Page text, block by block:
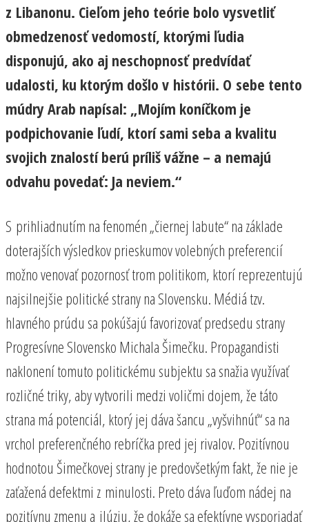
z Libanonu. Cieľom jeho teórie bolo vysvetliť
obmedzenosť vedomostí, ktorými ľudia
disponujú, ako aj neschopnosť predvídať
udalosti, ku ktorým došlo v histórii. O sebe tento
múdry Arab napísal: „Mojím koníčkom je
podpichovanie ľudí, ktorí sami seba a kvalitu
svojich znalostí berú príliš vážne – a nemajú
odvahu povedať: Ja neviem.“
S prihliadnutím na fenomén „čiernej labute“ na základe
doterajších výsledkov prieskumov volebných preferencií
možno venovať pozornosť trom politikom, ktorí reprezentujú
najsilnejšie politické strany na Slovensku. Médiá tzv.
hlavného prúdu sa pokúšajú favorizovať predsedu strany
Progresívne Slovensko Michala Šimečku. Propagandisti
naklonení tomuto politickému subjektu sa snažia využívať
rozličné triky, aby vytvorili medzi voličmi dojem, že táto
strana má potenciál, ktorý jej dáva šancu „vyšvihnúť“ sa na
vrchol preferenčného rebríčka pred jej rivalov. Pozitívnou
hodnotou Šimečkovej strany je predovšetkým fakt, že nie je
zaťažená defektmi z minulosti. Preto dáva ľuďom nádej na
pozitívnu zmenu a ilúziu, že dokáže sa efektívne vysporiadať